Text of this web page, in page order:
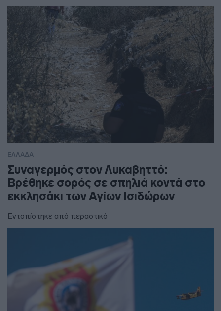
ΕΛΛΑΔΑ
Συναγερμός στον Λυκαβηττό:
Βρέθηκε σορός σε σπηλιά κοντά στο
εκκλησάκι των Αγίων Ισιδώρων
Εντοπίστηκε από περαστικό